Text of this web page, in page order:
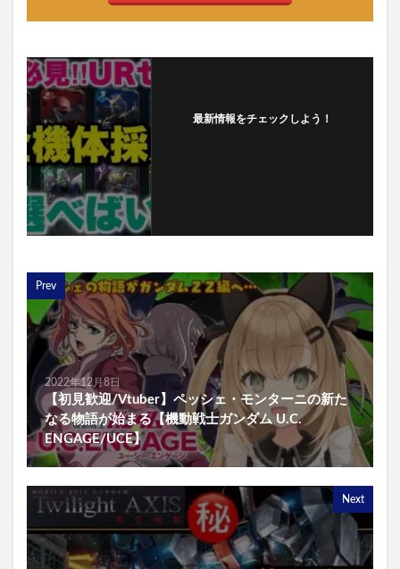
最新情報をチェックしよう！
Prev
2022年12月8日
【初見歓迎/Vtuber】ペッシェ・モンターニの新た
なる物語が始まる【機動戦士ガンダム U.C.
ENGAGE/UCE】
Next